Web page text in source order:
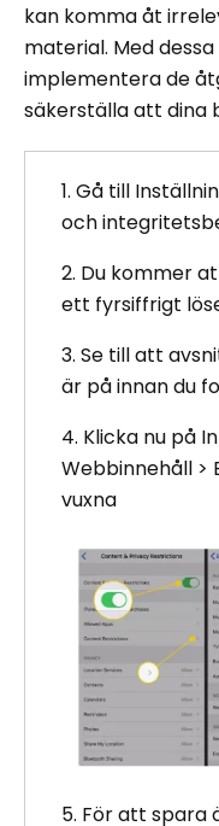
kan komma åt
material. Med
implementera de
säkerställa att dina
1. Gå till
och
2. Du kommer
ett fyrsiffrigt
3. Se till att
är på innan du
4. Klicka nu på
Webbinnehåll
vuxna
5. För att spara